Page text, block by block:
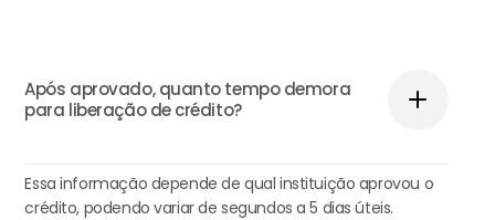
Após aprovado, quanto tempo demora
para liberação de crédito?
Essa informação depende de qual instituição aprovou o
crédito, podendo variar de segundos a 5 dias úteis.